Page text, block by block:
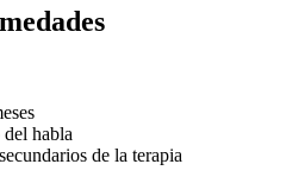
habla
de la terapia